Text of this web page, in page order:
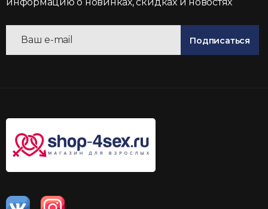
Подписаться